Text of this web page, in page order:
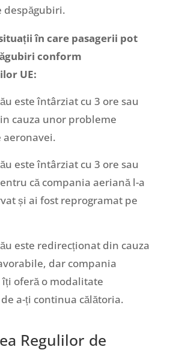
despăgubiri.
în care pasagerii pot
conform
UE:
este întârziat cu 3 ore sau
cauza unor probleme
aeronavei.
este întârziat cu 3 ore sau
că compania aeriană l-a
și ai fost reprogramat pe
este redirecționat din cauza
dar compania
oferă o modalitate
a-ți continua călătoria.
Regulilor de